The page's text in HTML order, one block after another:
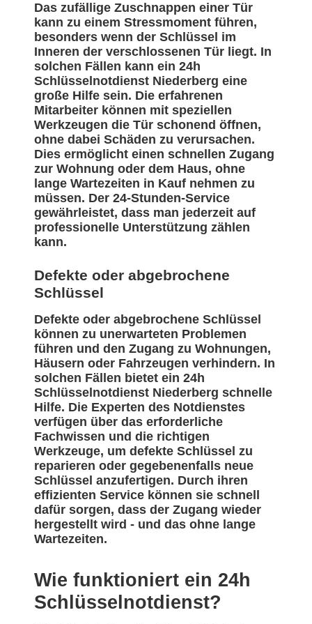
Das zufällige Zuschnappen einer Tür
kann zu einem Stressmoment führen,
besonders wenn der Schlüssel im
Inneren der verschlossenen Tür liegt. In
solchen Fällen kann ein 24h
Schlüsselnotdienst Niederberg eine
große Hilfe sein. Die erfahrenen
Mitarbeiter können mit speziellen
Werkzeugen die Tür schonend öffnen,
ohne dabei Schäden zu verursachen.
Dies ermöglicht einen schnellen Zugang
zur Wohnung oder dem Haus, ohne
lange Wartezeiten in Kauf nehmen zu
müssen. Der 24-Stunden-Service
gewährleistet, dass man jederzeit auf
professionelle Unterstützung zählen
kann.
Defekte oder abgebrochene
Schlüssel
Defekte oder abgebrochene Schlüssel
können zu unerwarteten Problemen
führen und den Zugang zu Wohnungen,
Häusern oder Fahrzeugen verhindern. In
solchen Fällen bietet ein 24h
Schlüsselnotdienst Niederberg schnelle
Hilfe. Die Experten des Notdienstes
verfügen über das erforderliche
Fachwissen und die richtigen
Werkzeuge, um defekte Schlüssel zu
reparieren oder gegebenenfalls neue
Schlüssel anzufertigen. Durch ihren
effizienten Service können sie schnell
dafür sorgen, dass der Zugang wieder
hergestellt wird - und das ohne lange
Wartezeiten.
Wie funktioniert ein 24h
Schlüsselnotdienst?